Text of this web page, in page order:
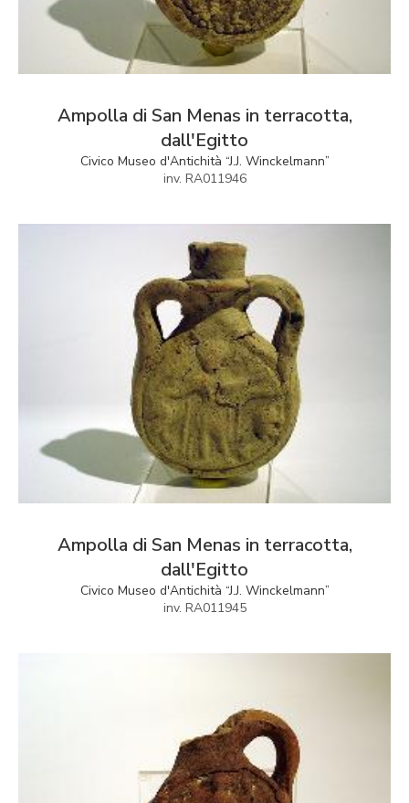
Ampolla di San Menas in terracotta,
dall'Egitto
Civico Museo d'Antichità “J.J. Winckelmann”
inv. RA011946
Ampolla di San Menas in terracotta,
dall'Egitto
Civico Museo d'Antichità “J.J. Winckelmann”
inv. RA011945